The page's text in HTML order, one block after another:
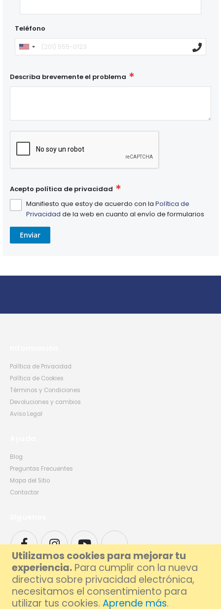
Utilizamos cookies para mejorar tu
experiencia. Para cumplir con la nueva
directiva sobre privacidad electrónica,
necesitamos el consentimiento para
utilizar tus cookies. Aprende más.
Teléfono
Describa brevemente el problema
Acepto política de privacidad
Manifiesto que estoy de acuerdo con la Política de
Privacidad de la web en cuanto al envío de formularios
Enviar
Política de Privacidad
Política de Cookies
Términos y Condiciones
Devoluciones y cambios
Aviso Legal
Blog
Preguntas Frecuentes
Mapa del Sitio
Contactar
© 2026 Foxlive - Especialistas en Reparación de Móviles y Ordenadores en